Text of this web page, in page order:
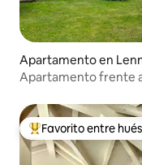
Apartamento en
Apartamento frente
Favorito entre
Favorito entre